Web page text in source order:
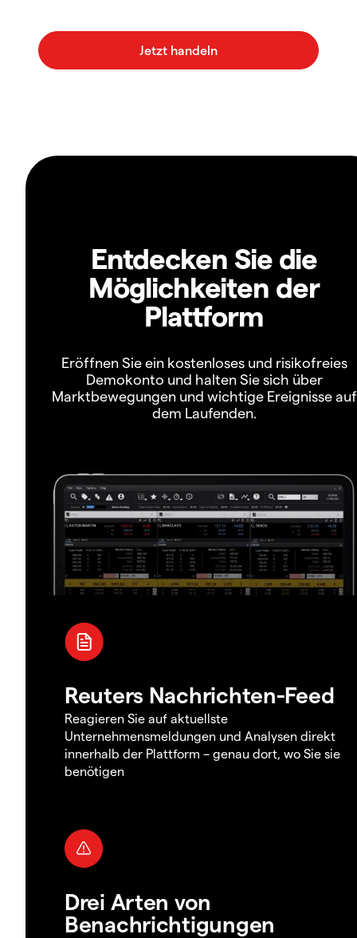
Entdecken Sie die
Möglichkeiten der
Plattform
Eröffnen Sie ein kostenloses und risikofreies
Demokonto und halten Sie sich über
Marktbewegungen und wichtige Ereignisse auf
dem Laufenden.
Reuters Nachrichten-Feed
Reagieren Sie auf aktuellste
Unternehmensmeldungen und Analysen direkt
innerhalb der Plattform – genau dort, wo Sie sie
benötigen
Drei Arten von
Benachrichtigungen